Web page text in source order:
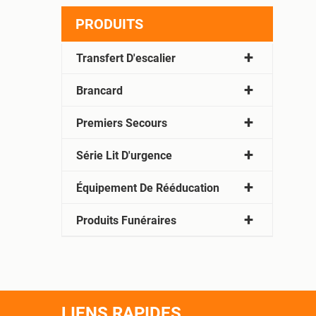
PRODUITS
Transfert D'escalier
Brancard
Premiers Secours
Série Lit D'urgence
Équipement De Rééducation
Produits Funéraires